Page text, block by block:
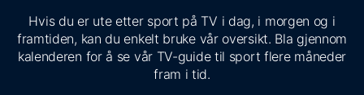
Hvis du er ute etter sport på TV i dag, i morgen og i
framtiden, kan du enkelt bruke vår oversikt. Bla gjennom
kalenderen for å se vår TV-guide til sport flere måneder
fram i tid.